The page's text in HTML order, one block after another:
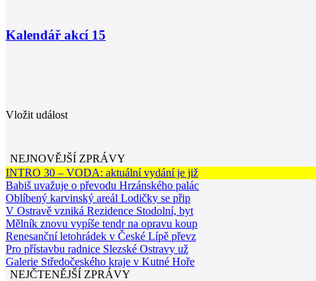
Kalendář akcí 15
Vložit událost
NEJNOVĚJŠÍ ZPRÁVY
INTRO 30 – VODA: aktuální vydání je již
Babiš uvažuje o převodu Hrzánského palác
Oblíbený karvinský areál Lodičky se přip
V Ostravě vzniká Rezidence Stodolní, byt
Mělník znovu vypíše tendr na opravu koup
Renesanční letohrádek v České Lípě převz
Pro přístavbu radnice Slezské Ostravy už
Galerie Středočeského kraje v Kutné Hoře
NEJČTENĚJŠÍ ZPRÁVY